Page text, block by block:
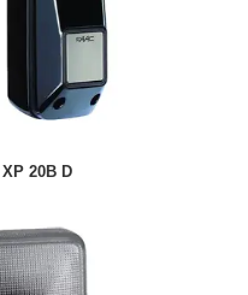
XP 20B D